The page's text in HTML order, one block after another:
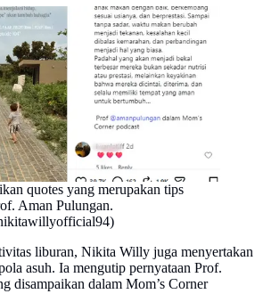
quotes yang merupakan tips
Aman Pulungan.
liburan, Nikita Willy juga menyertakan
asuh. Ia mengutip pernyataan Prof.
disampaikan dalam Mom’s Corner